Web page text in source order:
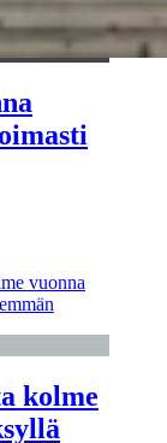
vuonna
kolme